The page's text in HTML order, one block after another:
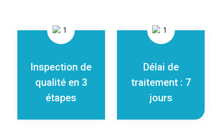
Inspection de
qualité en 3
étapes
Délai de
traitement : 7
jours